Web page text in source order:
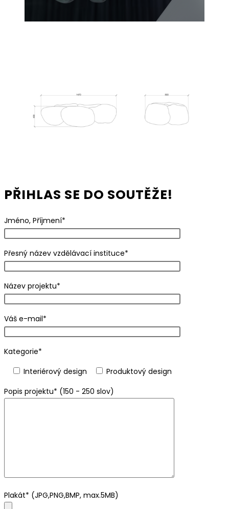
PŘIHLAS SE DO SOUTĚŽE!
Jméno, Příjmení*
Přesný název vzdělávací instituce*
Název projektu*
Váš e-mail*
Kategorie*
Interiérový design
Produktový design
Popis projektu* (150 - 250 slov)
Plakát* (JPG,PNG,BMP, max.5MB)